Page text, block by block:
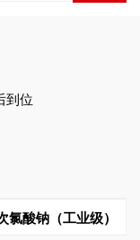
到位
氯酸钠（工业级）